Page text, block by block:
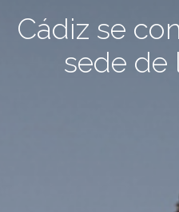
Cádiz se
sede de